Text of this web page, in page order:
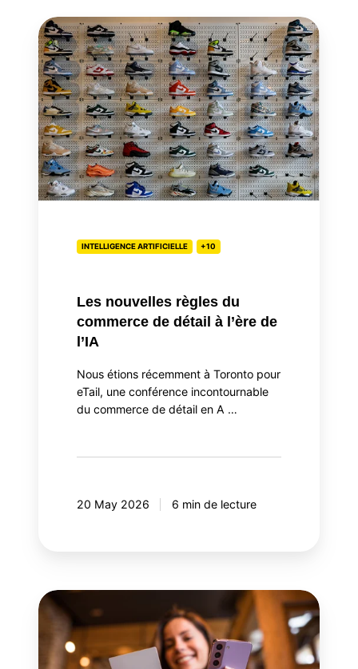
Les
nouvelles
règles
du
commerce
de
détail
à
l’ère
de
INTELLIGENCE ARTIFICIELLE +10
Les nouvelles règles du
commerce de détail à l’ère de
l’IA
Nous étions récemment à Toronto pour
eTail, une conférence incontournable
du commerce de détail en A …
20 May 2026 6 min de lecture
Top
des
meilleurs